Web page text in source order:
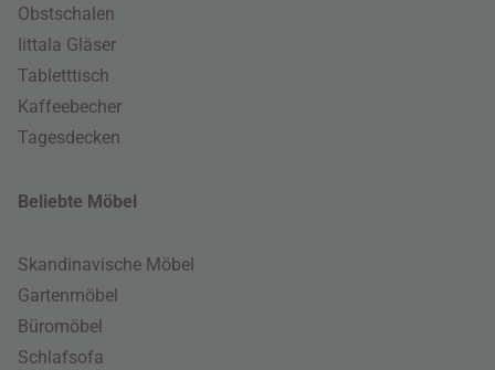
Obstschalen
Iittala Gläser
Tabletttisch
Kaffeebecher
Tagesdecken
Beliebte Möbel
Skandinavische Möbel
Gartenmöbel
Büromöbel
Schlafsofa